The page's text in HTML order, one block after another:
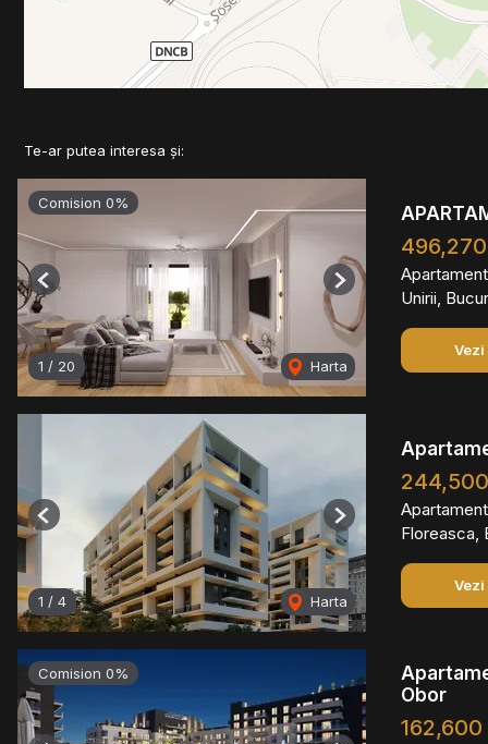
Te-ar putea interesa și:
Comision 0%
1 / 20 Harta
Previous Next
Unirii,
1 / 4 Harta
Previous Next
Floreasca,
Comision 0%
Obor
162,600